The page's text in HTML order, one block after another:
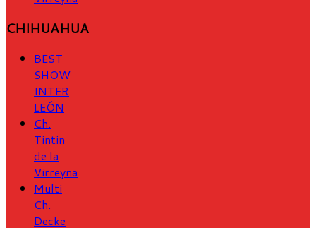
CHIHUAHUA
BEST
SHOW
INTER
LEÓN
Ch.
Tintin
de la
Virreyna
Multi
Ch.
Decke